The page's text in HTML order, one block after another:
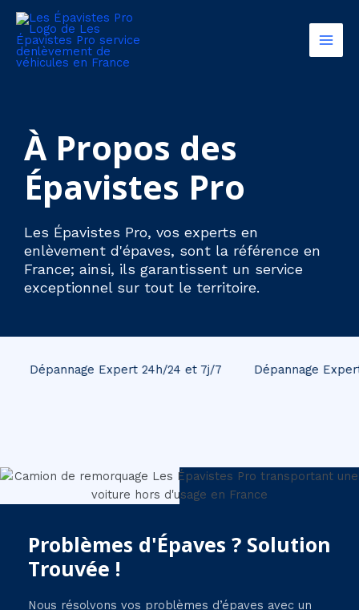
contenu
À Propos des
Épavistes Pro
Les Épavistes Pro, vos experts en
enlèvement d'épaves, sont la référence en
France; ainsi, ils garantissent un service
exceptionnel sur tout le territoire.
Dépannage Expert 24h/24 et 7j/7 Dépannage Expert
Problèmes d'Épaves ? Solution
Trouvée !
Nous résolvons vos problèmes d’épaves avec un